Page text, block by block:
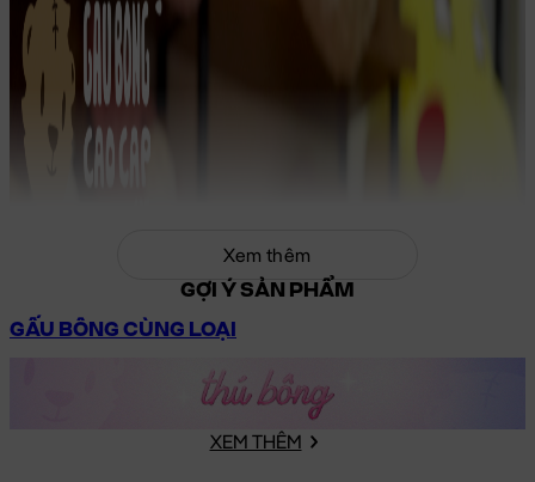
Xem thêm
GỢI Ý SẢN PHẨM
GẤU BÔNG CÙNG LOẠI
XEM THÊM